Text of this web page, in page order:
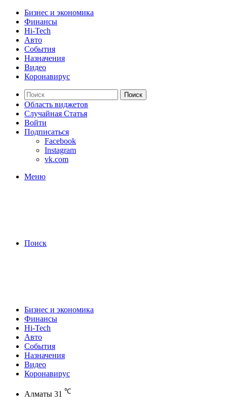
Бизнес и экономика
Финансы
Hi-Tech
Авто
События
Назначения
Видео
Коронавирус
Поиск
Область виджетов
Случайная Статья
Войти
Подписаться
Facebook
Instagram
vk.com
Меню
Поиск
Бизнес и экономика
Финансы
Hi-Tech
Авто
События
Назначения
Видео
Коронавирус
Алматы 31 ℃